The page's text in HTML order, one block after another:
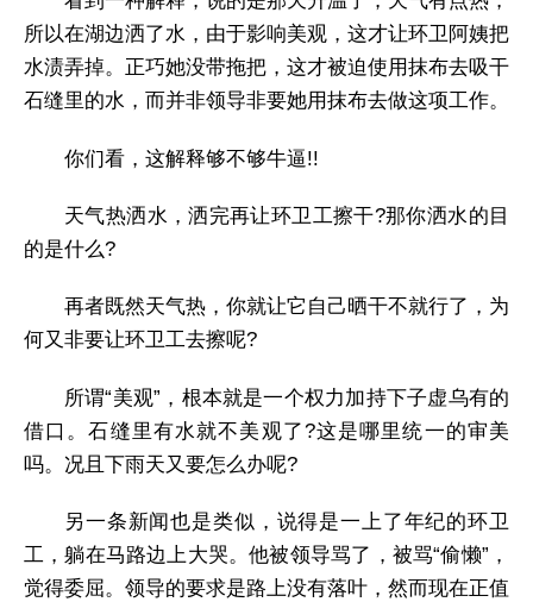
所以在湖边洒了水，由于影响美观，这才让环卫阿姨把
水渍弄掉。正巧她没带拖把，这才被迫使用抹布去吸干
石缝里的水，而并非领导非要她用抹布去做这项工作。
你们看，这解释够不够牛逼!!
天气热洒水，洒完再让环卫工擦干?那你洒水的目
的是什么?
再者既然天气热，你就让它自己晒干不就行了，为
何又非要让环卫工去擦呢?
所谓“美观”，根本就是一个权力加持下子虚乌有的
借口。石缝里有水就不美观了?这是哪里统一的审美
吗。况且下雨天又要怎么办呢?
另一条新闻也是类似，说得是一上了年纪的环卫
工，躺在马路边上大哭。他被领导骂了，被骂“偷懒”，
觉得委屈。领导的要求是路上没有落叶，然而现在正值